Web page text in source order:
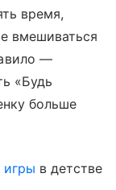
время,
вмешиваться
—
«Будь
больше
игры в детстве